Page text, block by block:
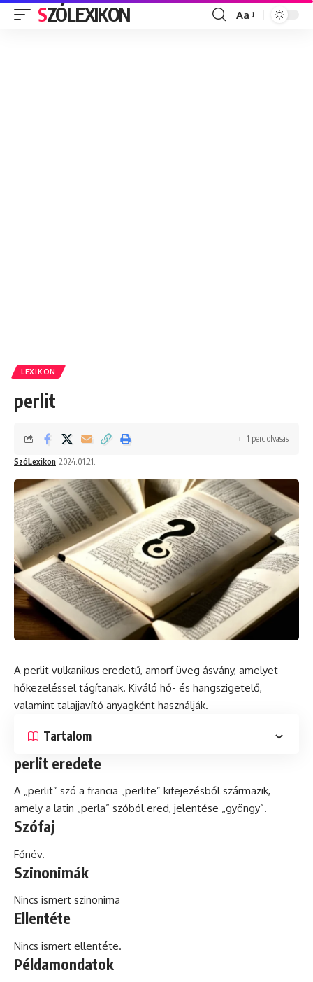
SZÓLEXIKON
Font
Aa
LEXIKON
perlit
SzóLexikon 2024.01.21.
1 perc olvasás
A perlit vulkanikus eredetű, amorf üveg ásvány, amelyet
hőkezeléssel tágítanak. Kiváló hő- és hangszigetelő,
valamint talajjavító anyagként használják.
Tartalom
perlit eredete
A „perlit” szó a francia „perlite” kifejezésből származik,
amely a latin „perla” szóból ered, jelentése „gyöngy”.
Szófaj
Főnév.
Szinonimák
Nincs ismert szinonima
Ellentéte
Nincs ismert ellentéte.
Példamondatok